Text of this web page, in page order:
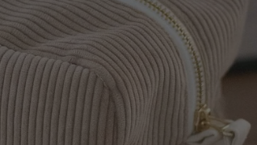
Livraison offerteen point relais dès 75€.
(France métropolitaine et Belgique)